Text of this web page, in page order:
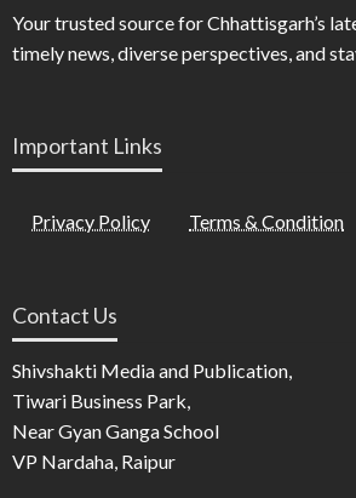
Your trusted source for Chhattisgarh’s
timely news, diverse perspectives, and
Important Links
Privacy Policy Terms & Condition
Contact Us
Shivshakti Media and Publication,
Tiwari Business Park,
Near Gyan Ganga School
VP Nardaha, Raipur